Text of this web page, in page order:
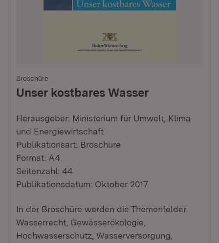
Broschüre
Unser kostbares Wasser
Herausgeber: Ministerium für Umwelt, Klima
und Energiewirtschaft
Publikationsart: Broschüre
Format: A4
Seitenzahl: 44
Publikationsdatum: Oktober 2017
In der Broschüre werden die Themenfelder
Wasserrecht, Gewässerökologie,
Hochwasserschutz, Wasserversorgung,